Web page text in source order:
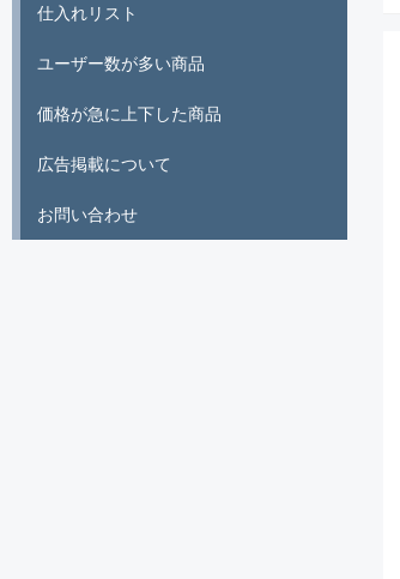
仕入れリスト
ユーザー数が多い商品
価格が急に上下した商品
広告掲載について
お問い合わせ